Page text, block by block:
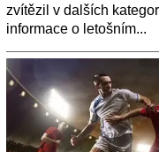
zvítězil v dalších
informace o letošním...